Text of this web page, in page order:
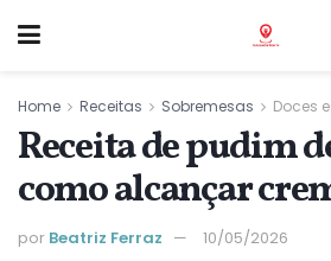
Home Receitas Sobremesas Doces
Receita de pudim
como alcançar
sabor top
por Beatriz Ferraz 10/05/2026